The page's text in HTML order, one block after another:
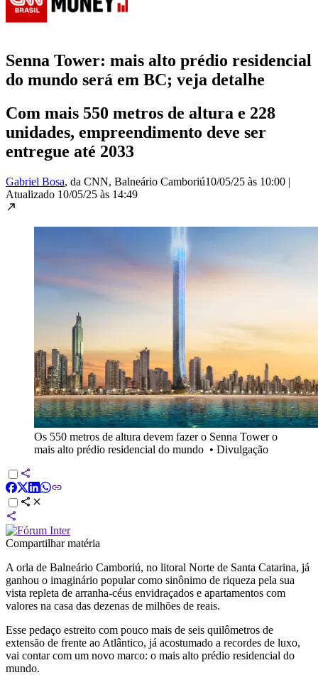
Senna Tower: mais alto prédio residencial
do mundo será em BC; veja detalhe
Com mais 550 metros de altura e 228
unidades, empreendimento deve ser
entregue até 2033
Gabriel Bosa, da CNN, Balneário Camboriú10/05/25 às 10:00 |
Atualizado 10/05/25 às 14:49
Os 550 metros de altura devem fazer o Senna Tower o
mais alto prédio residencial do mundo • Divulgação
Compartilhar matéria
A orla de Balneário Camboriú, no litoral Norte de Santa Catarina, já
ganhou o imaginário popular como sinônimo de riqueza pela sua
vista repleta de arranha-céus envidraçados e apartamentos com
valores na casa das dezenas de milhões de reais.
Esse pedaço estreito com pouco mais de seis quilômetros de
extensão de frente ao Atlântico, já acostumado a recordes de luxo,
vai contar com um novo marco: o mais alto prédio residencial do
mundo.